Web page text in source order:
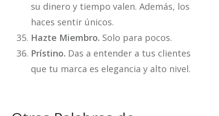
su dinero y tiempo valen. Además, los
haces sentir únicos.
Hazte Miembro. Solo para pocos.
Prístino. Das a entender a tus clientes
que tu marca es elegancia y alto nivel.